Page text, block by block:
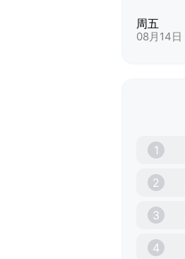
周五
08月14日
1
2
3
4